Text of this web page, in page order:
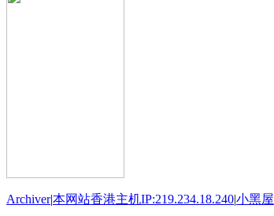
Archiver|本网站香港主机IP:219.234.18.240|小黑屋